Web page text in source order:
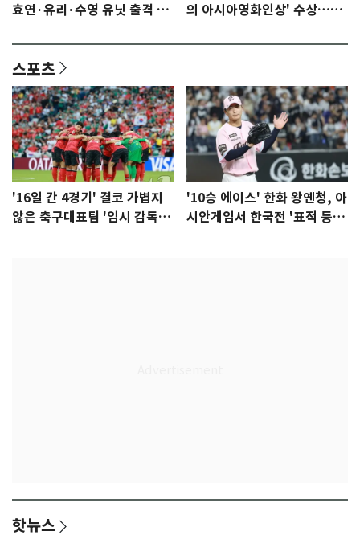
효연·유리·수영 유닛 출격 [N
의 아시아영화인상' 수상…15
스포츠
'16일 간 4경기' 결코 가볍지
않은 축구대표팀 '임시 감독'
'10승 에이스' 한화 왕옌청, 아
시안게임서 한국전 '표적 등
핫뉴스